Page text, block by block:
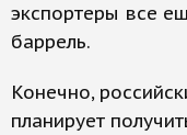
экспортеры все
баррель.
Конечно,
планирует